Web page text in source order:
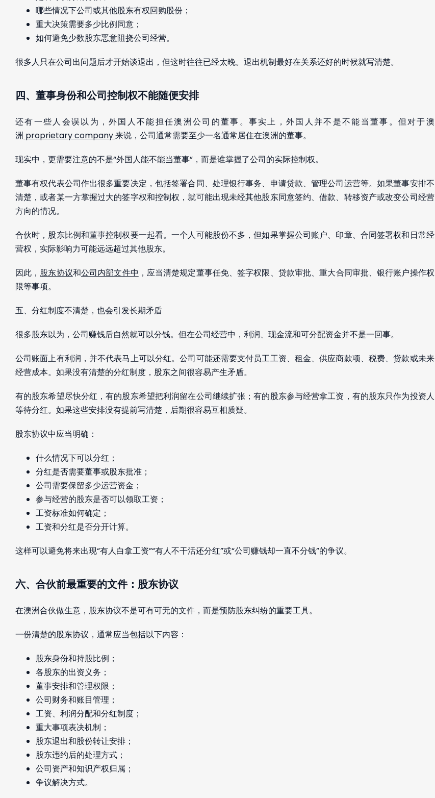
哪些情况下公司或其他股东有权回购股份；
重大决策需要多少比例同意；
如何避免少数股东恶意阻挠公司经营。
很多人只在公司出问题后才开始谈退出，但这时往往已经太晚。退出机制最好在关系还好的时候就写清楚。
四、董事身份和公司控制权不能随便安排
还有一些人会误以为，外国人不能担任澳洲公司的董事。事实上，外国人并不是不能当董事。但对于澳
洲 proprietary company来说，公司通常需要至少一名通常居住在澳洲的董事。
现实中，更需要注意的不是“外国人能不能当董事”，而是谁掌握了公司的实际控制权。
董事有权代表公司作出很多重要决定，包括签署合同、处理银行事务、申请贷款、管理公司运营等。如果董事安排不
清楚，或者某一方掌握过大的签字权和控制权，就可能出现未经其他股东同意签约、借款、转移资产或改变公司经营
方向的情况。
合伙时，股东比例和董事控制权要一起看。一个人可能股份不多，但如果掌握公司账户、印章、合同签署权和日常经
营权，实际影响力可能远远超过其他股东。
因此，股东协议和公司内部文件中 ，应当清楚规定董事任免、签字权限、贷款审批、重大合同审批、银行账户操作权
限等事项。
五、分红制度不清楚，也会引发长期矛盾
很多股东以为，公司赚钱后自然就可以分钱。但在公司经营中，利润、现金流和可分配资金并不是一回事。
公司账面上有利润，并不代表马上可以分红。公司可能还需要支付员工工资、租金、供应商款项、税费、贷款或未来
经营成本。如果没有清楚的分红制度，股东之间很容易产生矛盾。
有的股东希望尽快分红，有的股东希望把利润留在公司继续扩张；有的股东参与经营拿工资，有的股东只作为投资人
等待分红。如果这些安排没有提前写清楚，后期很容易互相质疑。
股东协议中应当明确：
什么情况下可以分红；
分红是否需要董事或股东批准；
公司需要保留多少运营资金；
参与经营的股东是否可以领取工资；
工资标准如何确定；
工资和分红是否分开计算。
这样可以避免将来出现“有人白拿工资”“有人不干活还分红”或“公司赚钱却一直不分钱”的争议。
六、合伙前最重要的文件：股东协议
在澳洲合伙做生意，股东协议不是可有可无的文件，而是预防股东纠纷的重要工具。
一份清楚的股东协议，通常应当包括以下内容：
股东身份和持股比例；
各股东的出资义务；
董事安排和管理权限；
公司财务和账目管理；
工资、利润分配和分红制度；
重大事项表决机制；
股东退出和股份转让安排；
股东违约后的处理方式；
公司资产和知识产权归属；
争议解决方式。